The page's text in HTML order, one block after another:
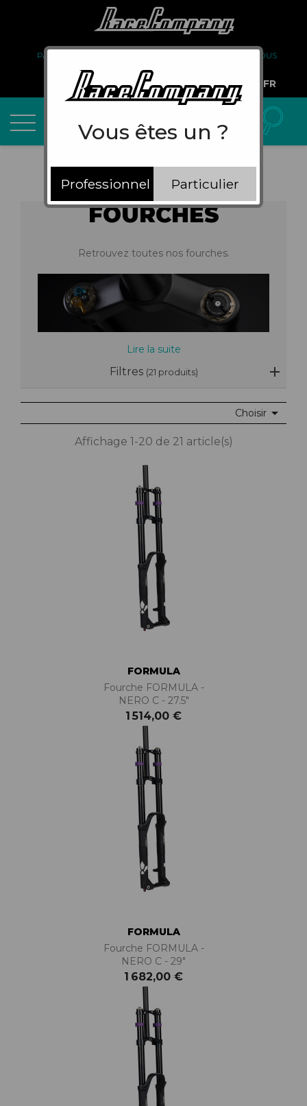
PARTENARIAT
À PROPOS DE NOUS
COMPTE PRO
FR
FOURCHES
Retrouvez toutes nos fourches.
Lire la suite
Filtres (21 produits)
Choisir 
Affichage 1-20 de 21 article(s)
FORMULA
Fourche FORMULA -
NERO C - 27.5"
1 514,00 €
FORMULA
Fourche FORMULA -
NERO C - 29"
1 682,00 €
Vous êtes un ?
Professionnel Particulier